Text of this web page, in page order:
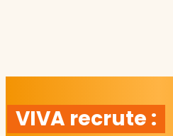
VIVA recrute :